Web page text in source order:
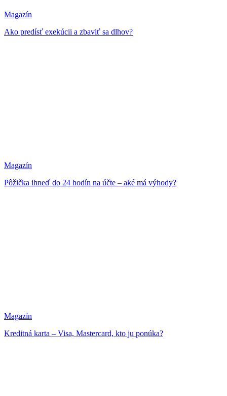
Magazín
Ako predísť exekúcii a zbaviť sa dlhov?
Magazín
Pôžička ihneď do 24 hodín na účte – aké má výhody?
Magazín
Kreditná karta – Visa, Mastercard, kto ju ponúka?